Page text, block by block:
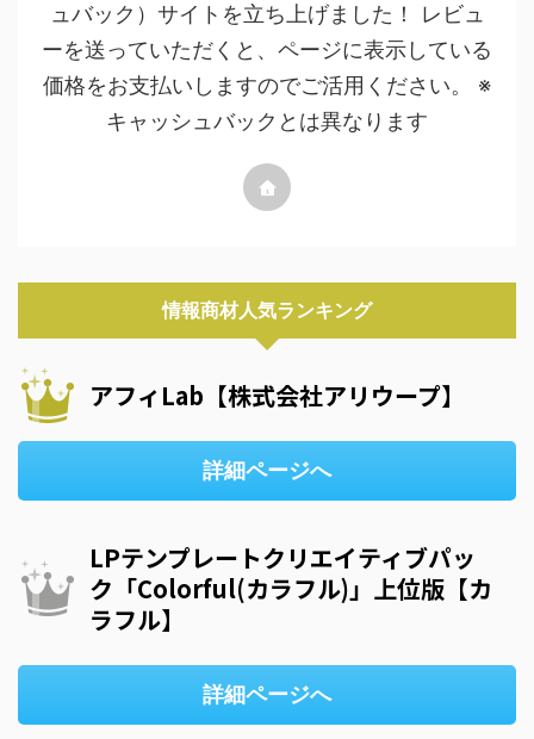
ュバック）サイトを立ち上げました！ レビュ
ーを送っていただくと、ページに表示している
価格をお支払いしますのでご活用ください。 ※
キャッシュバックとは異なります
情報商材人気ランキング
アフィLab【株式会社アリウープ】
詳細ページへ
LPテンプレートクリエイティブパッ
ク「Colorful(カラフル)」上位版【カ
ラフル】
詳細ページへ